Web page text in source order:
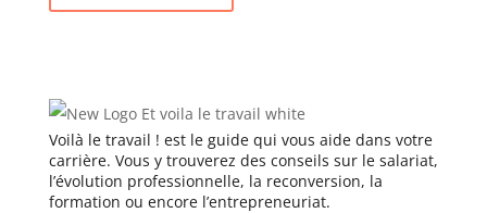
Voilà le travail ! est le guide qui vous aide dans votre
carrière. Vous y trouverez des conseils sur le salariat,
l’évolution professionnelle, la reconversion, la
formation ou encore l’entrepreneuriat.